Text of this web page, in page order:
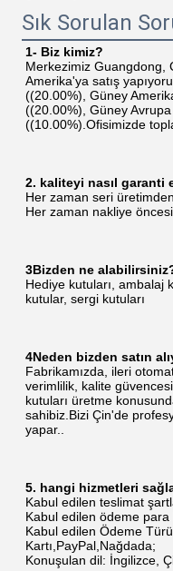
Sık Sorulan
1- Biz kimiz?
Merkezimiz Guangdong,
Amerika'ya satış
((20.00%), Güney
((20.00%), Güney
((10.00%).Ofisimizde
2. kaliteyi nasıl garanti
Her zaman seri
Her zaman nakliye
3Bizden ne
Hediye kutuları, ambalaj
kutular, sergi kutuları
4Neden bizden satın
Fabrikamızda, ileri
verimlilik, kalite
kutuları üretme
sahibiz.Bizi Çin'de
yapar..
5. hangi hizmetleri
Kabul edilen teslimat
Kabul edilen ödeme para
Kabul edilen Ödeme
Kartı,PayPal,Nağdada;
Konuşulan dil: İngilizce,